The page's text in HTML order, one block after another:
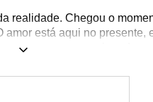
realidade. Chegou o
está aqui no presente,
romance proporcionado